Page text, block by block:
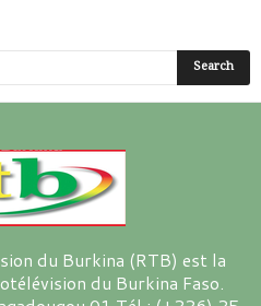
du Burkina (RTB) est la
du Burkina Faso.